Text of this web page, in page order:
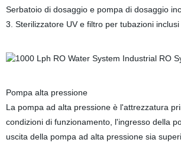
Serbatoio di dosaggio e pompa di dosaggio
3. Sterilizzatore UV e filtro per tubazioni inclusi
Pompa alta pressione
La pompa ad alta pressione è l'attrezzatura
condizioni di funzionamento, l'ingresso della
uscita della pompa ad alta pressione sia